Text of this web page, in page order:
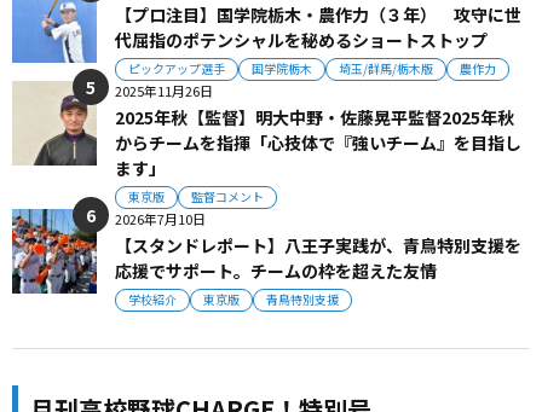
【プロ注目】国学院栃木・農作力（３年） 攻守に世
代屈指のポテンシャルを秘めるショートストップ
ピックアップ選手 国学院栃木 埼玉/群馬/栃木版 農作力
2025年11月26日
2025年秋【監督】明大中野・佐藤晃平監督2025年秋
からチームを指揮「心技体で『強いチーム』を目指し
ます」
東京版 監督コメント
2026年7月10日
【スタンドレポート】八王子実践が、青鳥特別支援を
応援でサポート。チームの枠を超えた友情
学校紹介 東京版 青鳥特別支援